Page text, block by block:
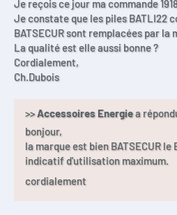
Je reçois ce jour ma commande
Je constate que les piles BATLI22
BATSECUR sont remplacées par la
La qualité est elle aussi bonne ?
Cordialement,
Ch.Dubois
>>Accessoires Energiea
bonjour,
la marque est bien BATSECUR
indicatif d'utilisation maximum.
cordialement